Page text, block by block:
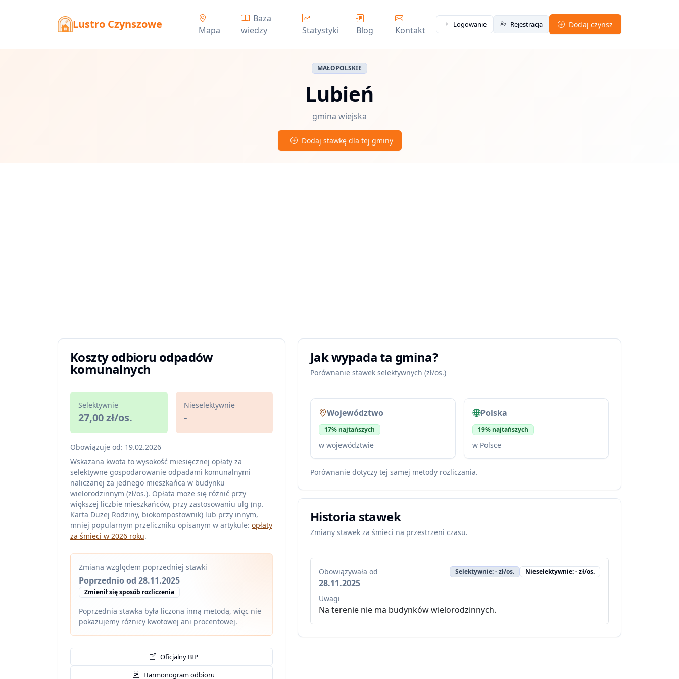
Lustro Czynszowe Mapa
Baza
wiedzy
Statystyki Blog Kontakt
Logowanie Rejestracja Dodaj czynsz
MAŁOPOLSKIE
Lubień
gmina wiejska
Dodaj stawkę dla tej gminy
Koszty odbioru odpadów
komunalnych
Selektywnie
27,00 zł/os.
Nieselektywnie
-
Obowiązuje od: 19.02.2026
Wskazana kwota to wysokość miesięcznej opłaty za
selektywne gospodarowanie odpadami komunalnymi
naliczanej za jednego mieszkańca w budynku
wielorodzinnym (zł/os.). Opłata może się różnić przy
większej liczbie mieszkańców, przy zastosowaniu ulg (np.
Karta Dużej Rodziny, biokompostownik) lub przy innym,
mniej popularnym przeliczniku opisanym w artykule: opłaty
za śmieci w 2026 roku.
Zmiana względem poprzedniej stawki
Poprzednio od 28.11.2025
Zmienił się sposób rozliczenia
Poprzednia stawka była liczona inną metodą, więc nie
pokazujemy różnicy kwotowej ani procentowej.
Oficjalny BIP
Harmonogram odbioru
Jak wypada ta gmina?
Porównanie stawek selektywnych (zł/os.)
Województwo
17% najtańszych
w województwie
Polska
19% najtańszych
w Polsce
Porównanie dotyczy tej samej metody rozliczania.
Historia stawek
Zmiany stawek za śmieci na przestrzeni czasu.
Obowiązywała od
28.11.2025
Selektywnie: - zł/os. Nieselektywnie: - zł/os.
Uwagi
Na terenie nie ma budynków wielorodzinnych.